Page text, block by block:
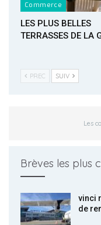
Commerce
LES PLUS BELLES
TERRASSES DE LA
PREC SUIV
Les
Brèves les plus
vinci
de